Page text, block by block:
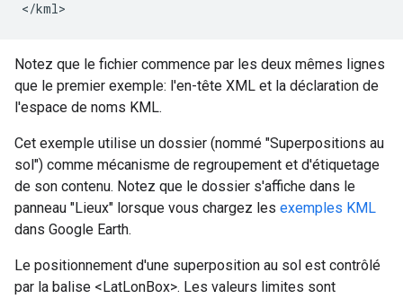
Notez que le fichier commence par les deux mêmes lignes
que le premier exemple: l'en-tête XML et la déclaration de
l'espace de noms KML.
Cet exemple utilise un dossier (nommé "Superpositions au
sol") comme mécanisme de regroupement et d'étiquetage
de son contenu. Notez que le dossier s'affiche dans le
panneau "Lieux" lorsque vous chargez les exemples KML
dans Google Earth.
Le positionnement d'une superposition au sol est contrôlé
par la balise <LatLonBox>. Les valeurs limites sont